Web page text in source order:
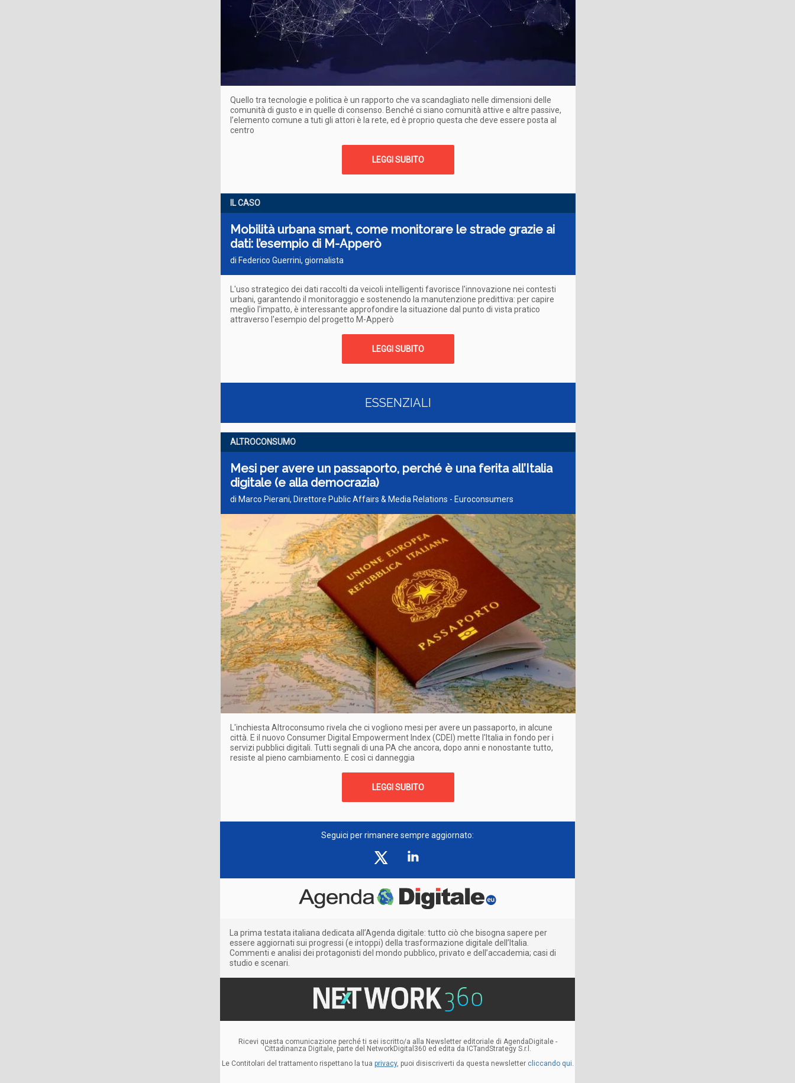
Quello tra tecnologie e politica è un rapporto che va scandagliato nelle dimensioni delle
comunità di gusto e in quelle di consenso. Benché ci siano comunità attive e altre passive,
l’elemento comune a tuti gli attori è la rete, ed è proprio questa che deve essere posta al
centro
LEGGI SUBITO
IL CASO
Mobilità urbana smart, come monitorare le strade grazie ai
dati: l’esempio di M-Apperò
di Federico Guerrini, giornalista
L'uso strategico dei dati raccolti da veicoli intelligenti favorisce l'innovazione nei contesti
urbani, garantendo il monitoraggio e sostenendo la manutenzione predittiva: per capire
meglio l'impatto, è interessante approfondire la situazione dal punto di vista pratico
attraverso l'esempio del progetto M-Apperò
LEGGI SUBITO
ESSENZIALI
ALTROCONSUMO
Mesi per avere un passaporto, perché è una ferita all’Italia
digitale (e alla democrazia)
di Marco Pierani, Direttore Public Affairs & Media Relations - Euroconsumers
L'inchiesta Altroconsumo rivela che ci vogliono mesi per avere un passaporto, in alcune
città. E il nuovo Consumer Digital Empowerment Index (CDEI) mette l'Italia in fondo per i
servizi pubblici digitali. Tutti segnali di una PA che ancora, dopo anni e nonostante tutto,
resiste al pieno cambiamento. E così ci danneggia
LEGGI SUBITO
Seguici per rimanere sempre aggiornato:
La prima testata italiana dedicata all’Agenda digitale: tutto ciò che bisogna sapere per
essere aggiornati sui progressi (e intoppi) della trasformazione digitale dell’Italia.
Commenti e analisi dei protagonisti del mondo pubblico, privato e dell’accademia; casi di
studio e scenari.
Ricevi questa comunicazione perché ti sei iscritto/a alla Newsletter editoriale di AgendaDigitale -
Cittadinanza Digitale, parte del NetworkDigital360 ed edita da ICTandStrategy S.r.l.
Le Contitolari del trattamento rispettano la tua privacy, puoi disiscriverti da questa newsletter cliccando qui.